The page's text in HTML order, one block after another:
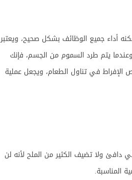
أداء جميع الوظائف بشكل صحيح، ويعتبر
يتم طرد السموم من الجسم، فإنك
الإفراط في تناول الطعام، ويجعل عملية
إبسوم إلى حمام مائي دافئ ولا تضيف الكثير من الملح لأنه لن
المناسبة.